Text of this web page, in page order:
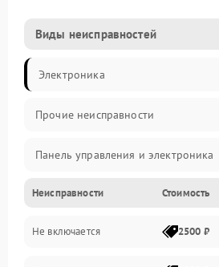
Виды неисправностей
Электроника
Прочие неисправности
Панель управления и электроника
Дверца и корпус
Механика и внутренние элементы
Неисправности Стоимость
Не включается 2500 ₽